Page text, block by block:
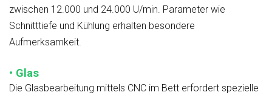
zwischen 12.000 und 24.000 U/min. Parameter wie
Schnitttiefe und Kühlung erhalten besondere
Aufmerksamkeit.
• Glas
Die Glasbearbeitung mittels CNC im Bett erfordert spezielle